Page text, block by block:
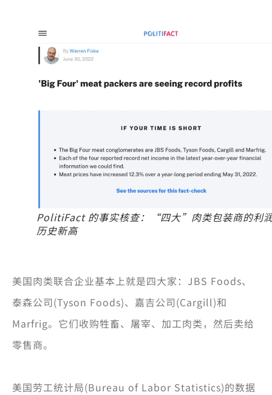
PolitiFact 的事实核查：“四大”肉类包装商的利
历史新高
美国肉类联合企业基本上就是四大家：JBS Foods、
泰森公司(Tyson Foods)、嘉吉公司(Cargill)和
Marfrig。它们收购牲畜、屠宰、加工肉类，然后卖给
零售商。
美国劳工统计局(Bureau of Labor Statistics)的数据